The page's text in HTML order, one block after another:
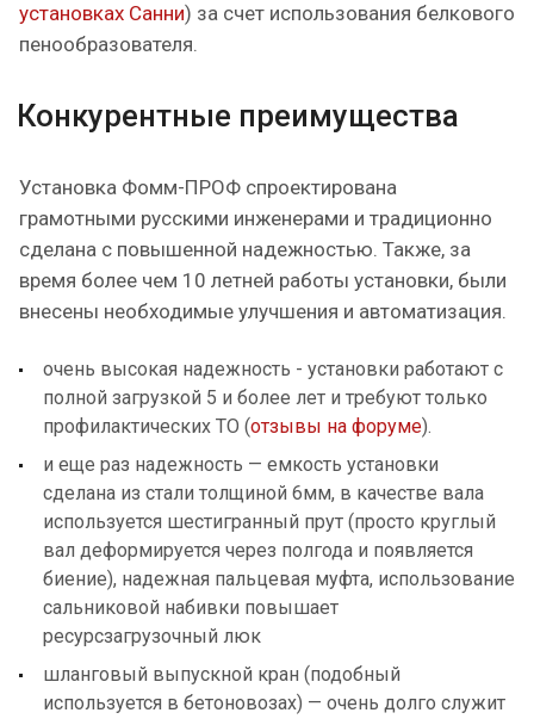
установках Санни) за счет использования белкового
пенообразователя.
Конкурентные преимущества
Установка Фомм-ПРОФ спроектирована
грамотными русскими инженерами и традиционно
сделана с повышенной надежностью. Также, за
время более чем 10 летней работы установки, были
внесены необходимые улучшения и автоматизация.
очень высокая надежность - установки работают с
полной загрузкой 5 и более лет и требуют только
профилактических ТО (отзывы на форуме).
и еще раз надежность — емкость установки
сделана из стали толщиной 6мм, в качестве вала
используется шестигранный прут (просто круглый
вал деформируется через полгода и появляется
биение), надежная пальцевая муфта, использование
сальниковой набивки повышает
ресурсзагрузочный люк
шланговый выпускной кран (подобный
используется в бетоновозах) — очень долго служит